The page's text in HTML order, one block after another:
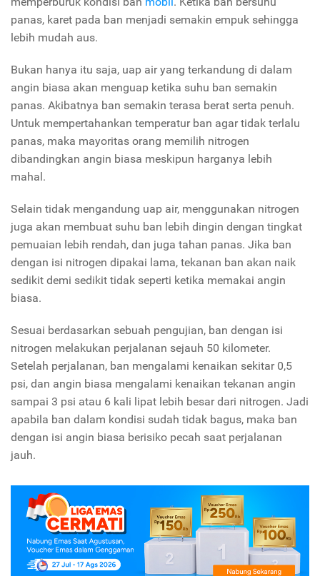
panas, karet pada ban menjadi semakin empuk sehingga
lebih mudah aus.
Bukan hanya itu saja, uap air yang terkandung di dalam
angin biasa akan menguap ketika suhu ban semakin
panas. Akibatnya ban semakin terasa berat serta penuh.
Untuk mempertahankan temperatur ban agar tidak terlalu
panas, maka mayoritas orang memilih nitrogen
dibandingkan angin biasa meskipun harganya lebih
mahal.
Selain tidak mengandung uap air, menggunakan nitrogen
juga akan membuat suhu ban lebih dingin dengan tingkat
pemuaian lebih rendah, dan juga tahan panas. Jika ban
dengan isi nitrogen dipakai lama, tekanan ban akan naik
sedikit demi sedikit tidak seperti ketika memakai angin
biasa.
Sesuai berdasarkan sebuah pengujian, ban dengan isi
nitrogen melakukan perjalanan sejauh 50 kilometer.
Setelah perjalanan, ban mengalami kenaikan sekitar 0,5
psi, dan angin biasa mengalami kenaikan tekanan angin
sampai 3 psi atau 6 kali lipat lebih besar dari nitrogen. Jadi
apabila ban dalam kondisi sudah tidak bagus, maka ban
dengan isi angin biasa berisiko pecah saat perjalanan
jauh.